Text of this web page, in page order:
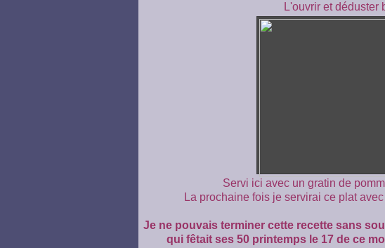
L'ouvrir et déduster
Servi ici avec un gratin de
La prochaine fois je servirai ce plat
Je ne pouvais terminer cette recette sans
qui fêtait ses 50 printemps le 17 de ce